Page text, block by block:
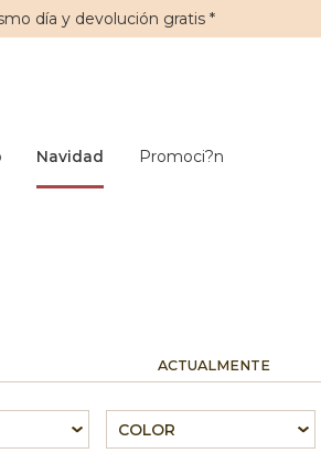
día y devolución gratis*
Navidad Promoci?n
ACTUALMENTE
COLOR